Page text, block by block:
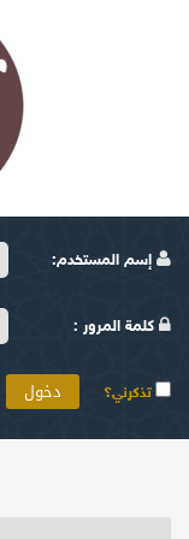
إسم المستخدم:
كلمة المرور :
تذكرني؟